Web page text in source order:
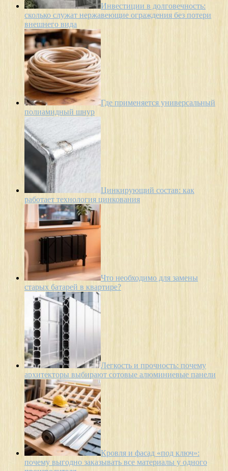
Инвестиции в долговечность:
сколько служат нержавеющие ограждения без потери
внешнего вида
Где применяется универсальный
полиамидный шнур
Цинкирующий состав: как
работает технология цинкования
Что необходимо для замены
старых батарей в квартире?
Легкость и прочность: почему
архитекторы выбирают сотовые алюминиевые панели
Кровля и фасад «под ключ»:
почему выгодно заказывать все материалы у одного